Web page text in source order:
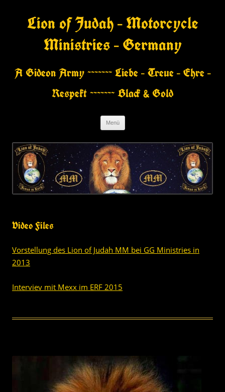
springenLion of Judah – Motorcycle
Ministries – Germany
A Gideon Army ~~~~~~~ Liebe – Treue – Ehre –
Respekt ~~~~~~~ Black & Gold
Menü
Video Files
Vorstellung des Lion of Judah MM bei GG Ministries in
2013
Interviev mit Mexx im ERF 2015